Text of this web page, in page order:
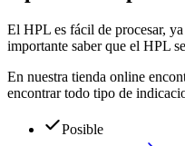
El HPL es fácil de procesar,
importante saber que el HPL
En nuestra tienda online
encontrar todo tipo de
Posible